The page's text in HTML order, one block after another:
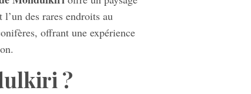
l’un des rares endroits au
offrant une expérience
?